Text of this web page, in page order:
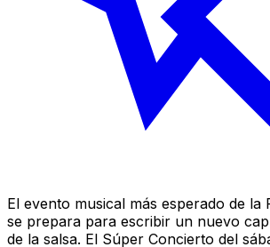
El evento musical más esperado de la
se prepara para escribir un nuevo
de la salsa. El Súper Concierto del